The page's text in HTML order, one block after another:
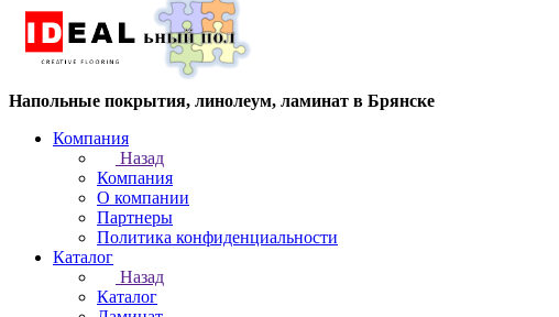
Напольные покрытия, линолеум, ламинат в Брянске
Компания
Назад
Компания
О компании
Партнеры
Политика конфиденциальности
Каталог
Назад
Каталог